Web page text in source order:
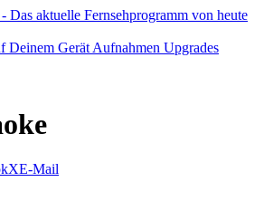
Deinem Gerät Aufnahmen Upgrades
XE-Mail